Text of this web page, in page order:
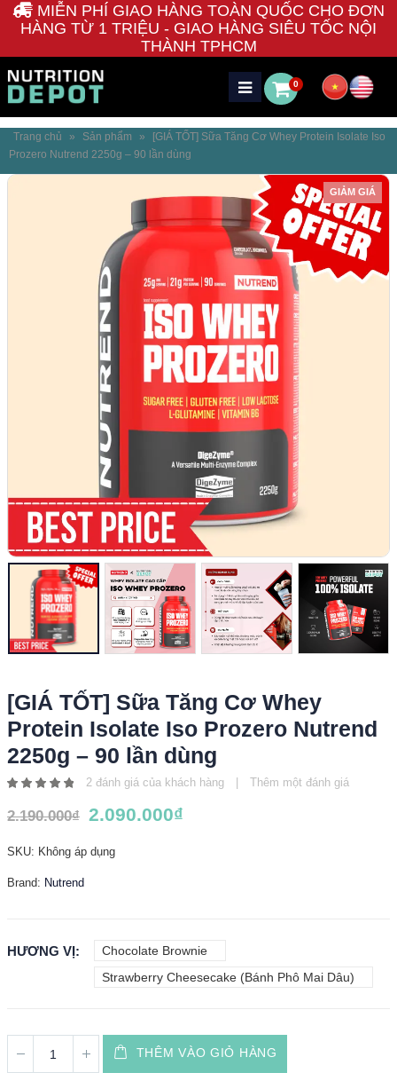
MIỄN PHÍ GIAO HÀNG TOÀN QUỐC CHO ĐƠN
HÀNG TỪ 1 TRIỆU - GIAO HÀNG SIÊU TỐC NỘI
THÀNH TPHCM
0
Trang chủ » Sản phẩm »
[GIÁ TỐT] Sữa Tăng Cơ Whey Protein Isolate Iso
Prozero Nutrend 2250g – 90 lần dùng
GIẢM GIÁ
[GIÁ TỐT] Sữa Tăng Cơ Whey
Protein Isolate Iso Prozero Nutrend
2250g – 90 lần dùng
out
of 5
2đánh giá của khách hàng | Thêm một đánh giá
2.190.000₫ 2.090.000₫
SKU: Không áp dụng
Brand: Nutrend
HƯƠNG VỊ
Chocolate Brownie
Strawberry Cheesecake (Bánh Phô Mai Dâu)
THÊM VÀO GIỎ HÀNG